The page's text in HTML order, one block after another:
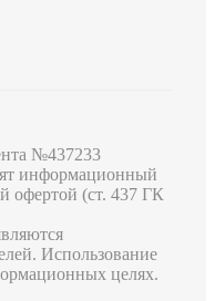
№4​3​7​2​3​3
информационный
офертой (ст. 437 ГК
Использование
целях.